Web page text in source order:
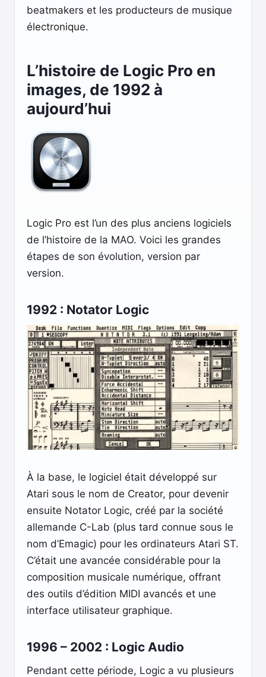
beatmakers et les producteurs de musique
électronique.
L’histoire de Logic Pro en
images, de 1992 à
aujourd’hui
Logic Pro est l’un des plus anciens logiciels
de l’histoire de la MAO. Voici les grandes
étapes de son évolution, version par
version.
1992 : Notator Logic
À la base, le logiciel était développé sur
Atari sous le nom de Creator, pour devenir
ensuite Notator Logic, créé par la société
allemande C-Lab (plus tard connue sous le
nom d’Emagic) pour les ordinateurs Atari ST.
C’était une avancée considérable pour la
composition musicale numérique, offrant
des outils d’édition MIDI avancés et une
interface utilisateur graphique.
1996 – 2002 : Logic Audio
Pendant cette période, Logic a vu plusieurs